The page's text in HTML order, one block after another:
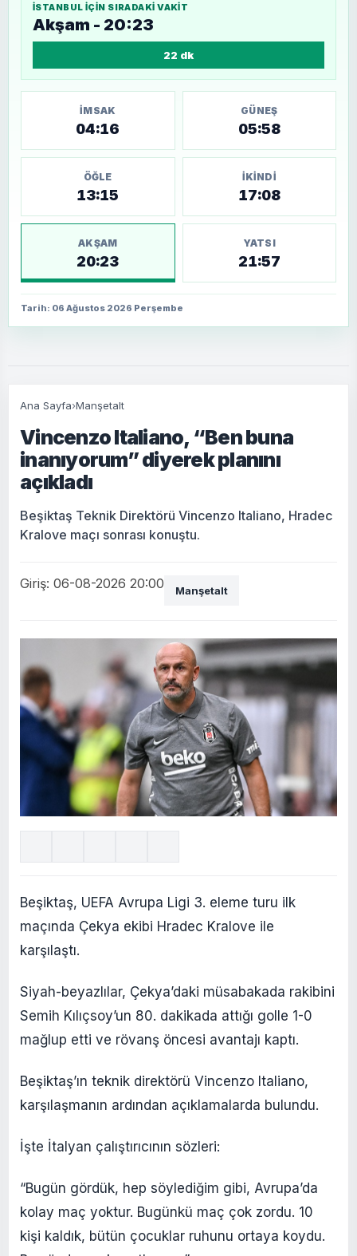
İSTANBUL IÇIN SIRADAKI VAKIT
Akşam - 20:23
22 dk
İMSAK
04:16
GÜNEŞ
05:58
ÖĞLE
13:15
İKINDI
17:08
AKŞAM
20:23
YATSI
21:57
Tarih: 06 Ağustos 2026 Perşembe
Ana Sayfa›Manşetalt
Vincenzo Italiano, “Ben buna
inanıyorum” diyerek planını
açıkladı
Beşiktaş Teknik Direktörü Vincenzo Italiano, Hradec
Kralove maçı sonrası konuştu.
Giriş: 06-08-2026 20:00 Manşetalt
Beşiktaş, UEFA Avrupa Ligi 3. eleme turu ilk
maçında Çekya ekibi Hradec Kralove ile
karşılaştı.
Siyah-beyazlılar, Çekya’daki müsabakada rakibini
Semih Kılıçsoy’un 80. dakikada attığı golle 1-0
mağlup etti ve rövanş öncesi avantajı kaptı.
Beşiktaş’ın teknik direktörü Vincenzo Italiano,
karşılaşmanın ardından açıklamalarda bulundu.
İşte İtalyan çalıştırıcının sözleri:
“Bugün gördük, hep söylediğim gibi, Avrupa’da
kolay maç yoktur. Bugünkü maç çok zordu. 10
kişi kaldık, bütün çocuklar ruhunu ortaya koydu.